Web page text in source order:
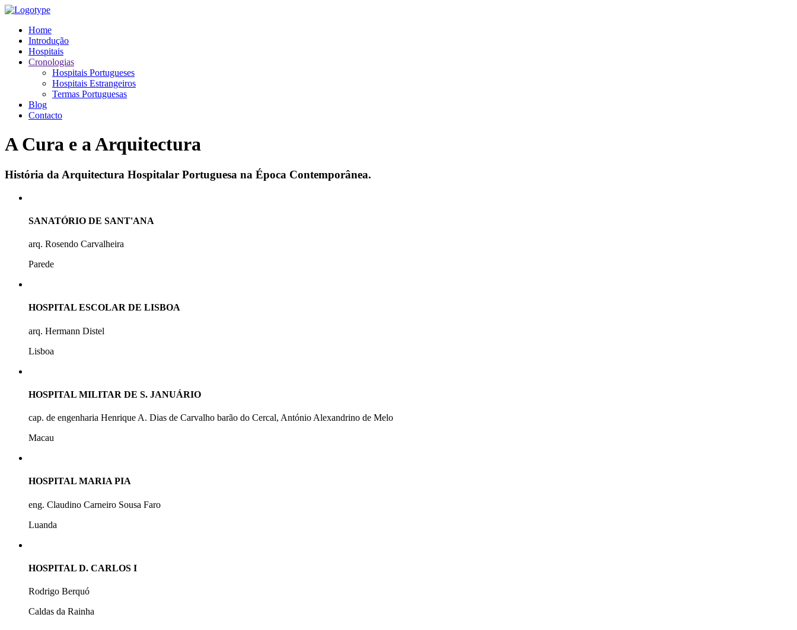
Home
Introdução
Hospitais
Cronologias
Hospitais Portugueses
Hospitais Estrangeiros
Termas Portuguesas
Blog
Contacto
A Cura e a Arquitectura
História da Arquitectura Hospitalar Portuguesa na Época Contemporânea.
SANATÓRIO DE SANT'ANA
arq. Rosendo Carvalheira
Parede
HOSPITAL ESCOLAR DE LISBOA
arq. Hermann Distel
Lisboa
HOSPITAL MILITAR DE S. JANUÁRIO
cap. de engenharia Henrique A. Dias de Carvalho barão do Cercal, António Alexandrino de Melo
Macau
HOSPITAL MARIA PIA
eng. Claudino Carneiro Sousa Faro
Luanda
HOSPITAL D. CARLOS I
Rodrigo Berquó
Caldas da Rainha